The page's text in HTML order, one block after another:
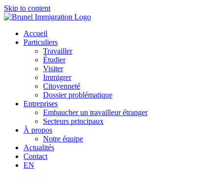
Skip to content
Accueil
Particuliers
Travailler
Étudier
Visiter
Immigrer
Citoyenneté
Dossier problématique
Entreprises
Embaucher un travailleur étranger
Secteurs principaux
À propos
Notre équipe
Actualités
Contact
EN